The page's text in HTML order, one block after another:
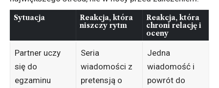
Sytuacja
Reakcja, która
niszczy rytm
Reakcja, która
chroni relację i
oceny
Partner uczy
się do
egzaminu
Seria
wiadomości z
pretensją o
Jedna
wiadomość i
powrót do